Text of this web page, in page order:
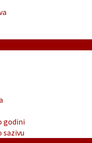
godini
sazivu